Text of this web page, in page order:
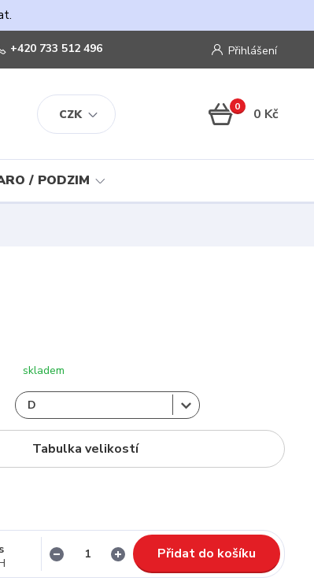
CZK
Přihlášení
+420 733 512 496
0 0 Kč
/ PODZIM
skladem
Tabulka velikostí
Přidat do košíku